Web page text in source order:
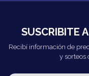
SUSCRIBITE
Recibí información de
y sorteos